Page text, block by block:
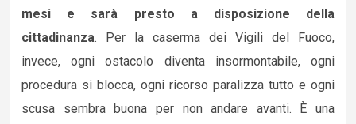
mesi e sarà presto a disposizione della
cittadinanza. Per la caserma dei Vigili del Fuoco,
invece, ogni ostacolo diventa insormontabile, ogni
procedura si blocca, ogni ricorso paralizza tutto e ogni
scusa sembra buona per non andare avanti. È una